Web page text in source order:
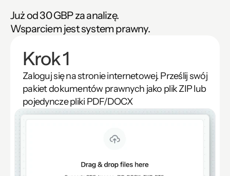
Już od 30 GBP za analizę.
Wsparciem jest system prawny.
Krok 1
Zaloguj się na stronie internetowej. Prześlij swój
pakiet dokumentów prawnych jako plik ZIP lub
pojedyncze pliki PDF/DOCX